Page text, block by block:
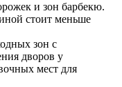
и зон барбекю.
стоит меньше
зон с
дворов у
мест для